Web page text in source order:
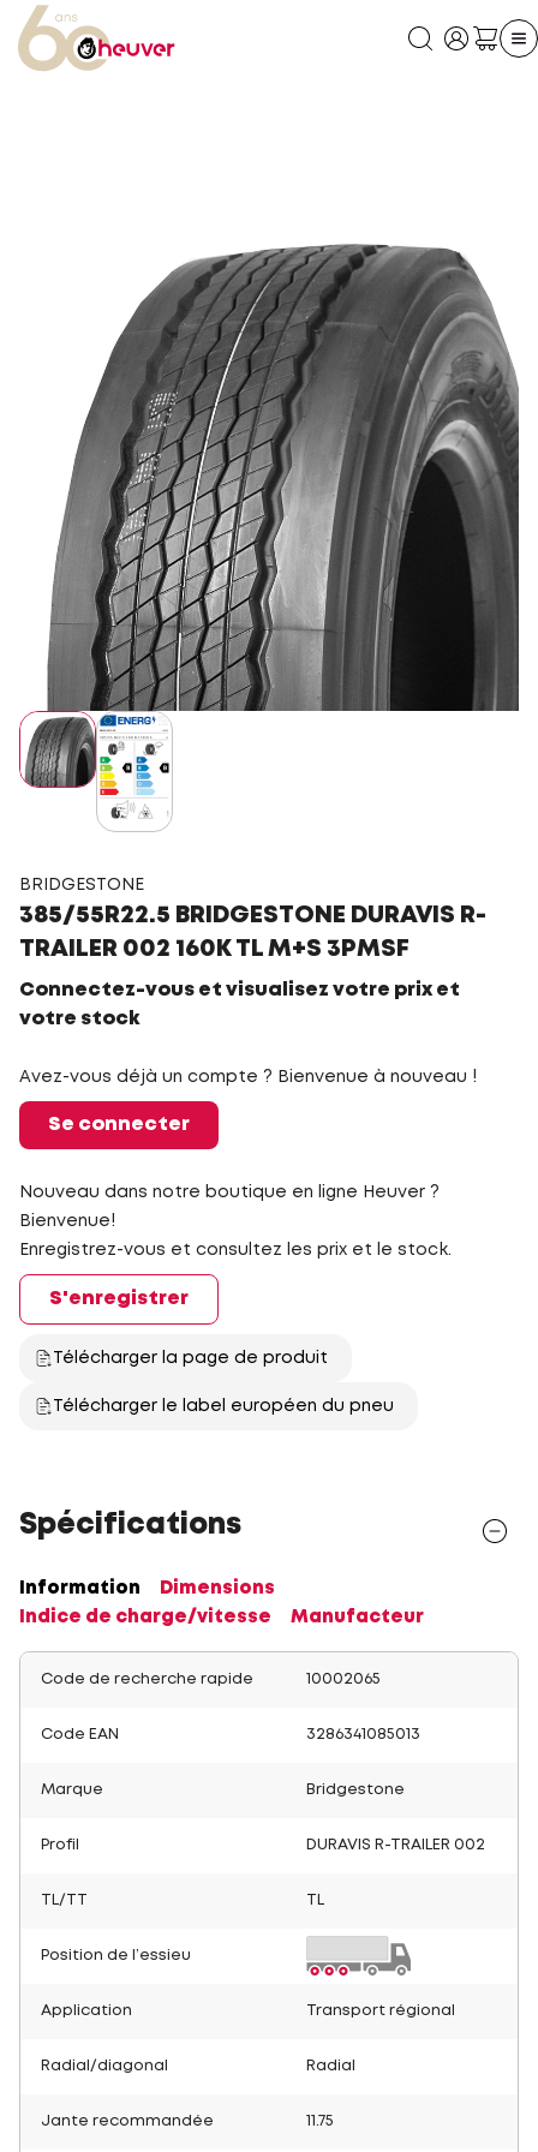
BRIDGESTONE
385/55R22.5 BRIDGESTONE DURAVIS R-
TRAILER 002 160K TL M+S 3PMSF
Connectez-vous et visualisez votre prix et
votre stock
Avez-vous déjà un compte ? Bienvenue à nouveau !
Se connecter
Nouveau dans notre boutique en ligne Heuver ?
Bienvenue!
Enregistrez-vous et consultez les prix et le stock.
S'enregistrer
Télécharger la page de produit
Télécharger le label européen du pneu
Spécifications
Information
Dimensions
Indice de charge/vitesse
Manufacteur
Code de recherche rapide 10002065
Code EAN 3286341085013
Marque Bridgestone
Profil DURAVIS R-TRAILER 002
TL/TT
Position de l’essieu
Application Transport régional
Radial/diagonal Radial
Jante recommandée 11.75